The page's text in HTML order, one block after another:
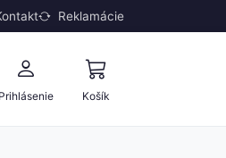
Reklamácie
Prihlásenie Košík